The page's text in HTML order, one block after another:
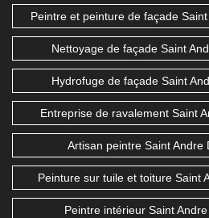
Peintre et peinture de façade
Nettoyage de façade Saint
Hydrofuge de façade Saint
Entreprise de ravalement Saint
Artisan peintre Saint Andre
Peinture sur tuile et toiture Saint
Peintre intérieur Saint